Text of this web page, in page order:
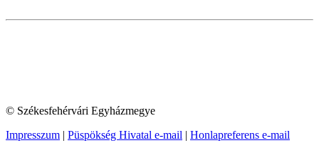
© Székesfehérvári Egyházmegye
Impresszum | Püspökség Hivatal e-mail | Honlapreferens e-mail